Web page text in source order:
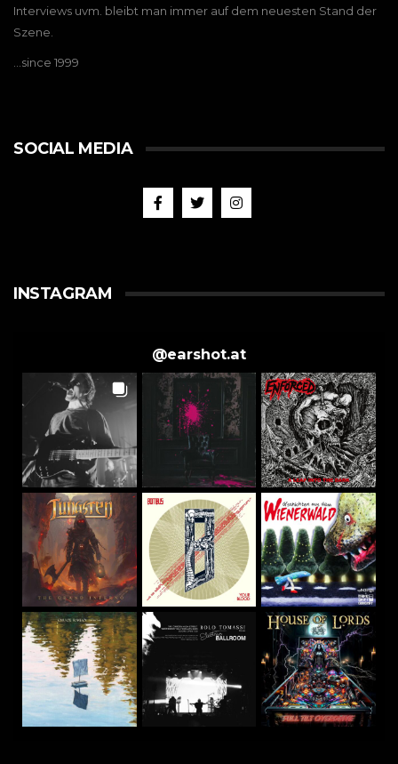
Interviews uvm. bleibt man immer auf dem neuesten Stand der
Szene.
…since 1999
SOCIAL MEDIA
INSTAGRAM
@earshot.at